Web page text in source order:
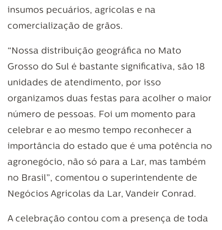
insumos pecuários, agrícolas e na
comercialização de grãos.
“Nossa distribuição geográfica no Mato
Grosso do Sul é bastante significativa, são 18
unidades de atendimento, por isso
organizamos duas festas para acolher o maior
número de pessoas. Foi um momento para
celebrar e ao mesmo tempo reconhecer a
importância do estado que é uma potência no
agronegócio, não só para a Lar, mas também
no Brasil”, comentou o superintendente de
Negócios Agrícolas da Lar, Vandeir Conrad.
A celebração contou com a presença de toda